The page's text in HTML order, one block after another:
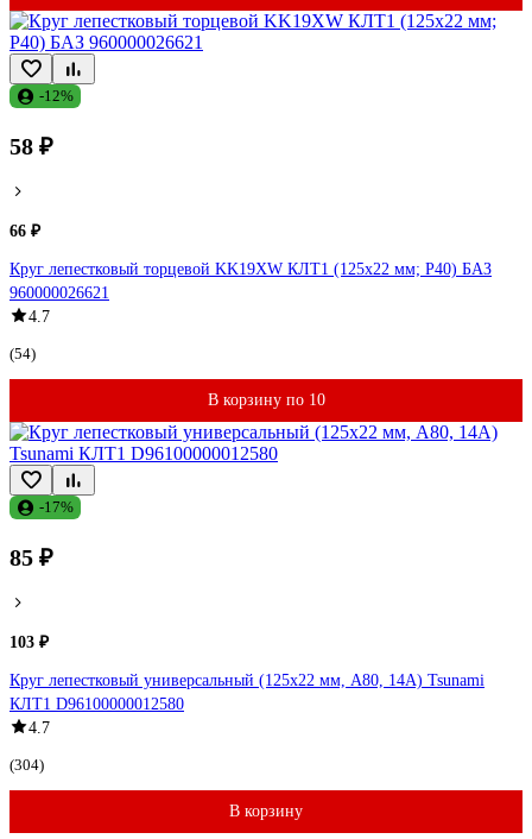
-12%
58 ₽
66 ₽
Круг лепестковый торцевой KK19XW КЛТ1 (125х22 мм; P40) БАЗ
960000026621
4.7
(54)
В корзину по 10
-17%
85 ₽
103 ₽
Круг лепестковый универсальный (125х22 мм, А80, 14А) Tsunami
КЛТ1 D96100000012580
4.7
(304)
В корзину